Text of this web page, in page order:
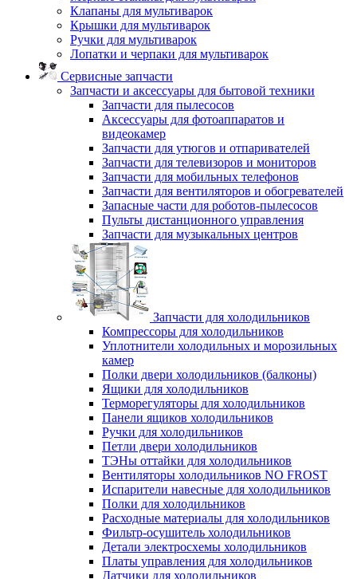
Клапаны для мультиварок
Крышки для мультиварок
Ручки для мультиварок
Лопатки и черпаки для мультиварок
Сервисные запчасти
Запчасти и аксессуары для бытовой техники
Запчасти для пылесосов
Аксессуары для фотоаппаратов и
видеокамер
Запчасти для утюгов и отпаривателей
Запчасти для телевизоров и мониторов
Запчасти для мобильных телефонов
Запчасти для вентиляторов и обогревателей
Запасные части для роботов-пылесосов
Пульты дистанционного управления
Запчасти для музыкальных центров
Запчасти для холодильников
Компрессоры для холодильников
Уплотнители холодильных и морозильных
камер
Полки двери холодильников (балконы)
Ящики для холодильников
Терморегуляторы для холодильников
Панели ящиков холодильников
Ручки для холодильников
Петли двери холодильников
ТЭНы оттайки для холодильников
Вентиляторы холодильников NO FROST
Испарители навесные для холодильников
Полки для холодильников
Расходные материалы для холодильников
Фильтр-осушитель холодильников
Детали электросхемы холодильников
Платы управления для холодильников
Датчики для холодильников